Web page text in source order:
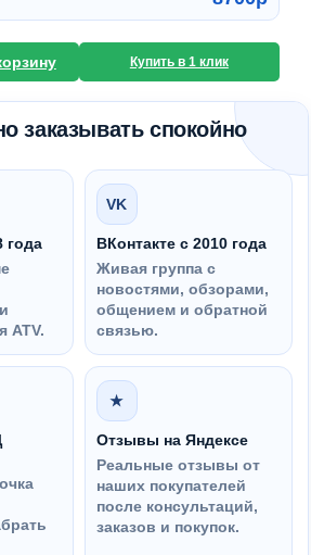
Купить в 1 клик
заказывать спокойно
года
ATV.
VK
ВКонтакте с 2010 года
Живая группа с
новостями, обзорами,
общением и обратной
связью.
★
Отзывы на Яндексе
Реальные отзывы от
наших покупателей
после консультаций,
заказов и покупок.